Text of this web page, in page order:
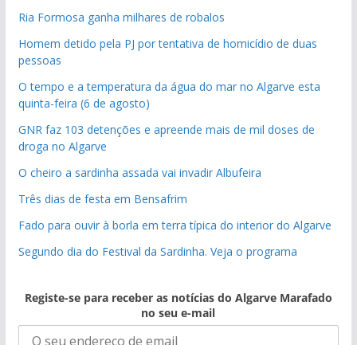
Ria Formosa ganha milhares de robalos
Homem detido pela PJ por tentativa de homicídio de duas
pessoas
O tempo e a temperatura da água do mar no Algarve esta
quinta-feira (6 de agosto)
GNR faz 103 detenções e apreende mais de mil doses de
droga no Algarve
O cheiro a sardinha assada vai invadir Albufeira
Três dias de festa em Bensafrim
Fado para ouvir à borla em terra típica do interior do Algarve
Segundo dia do Festival da Sardinha. Veja o programa
Registe-se para receber as notícias do Algarve Marafado
no seu e-mail